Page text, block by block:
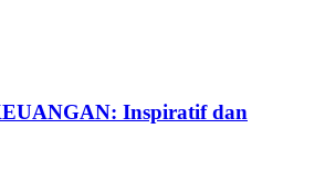
Inspiratif dan